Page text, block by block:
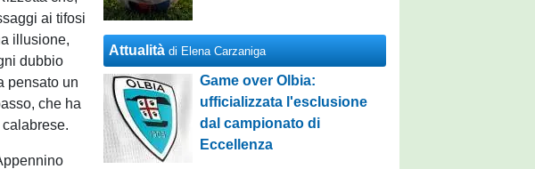
ai tifosi
illusione,
dubbio
pensato un
che ha
Attualità di Elena Carzaniga
Game over Olbia:
ufficializzata l'esclusione
dal campionato di
Eccellenza